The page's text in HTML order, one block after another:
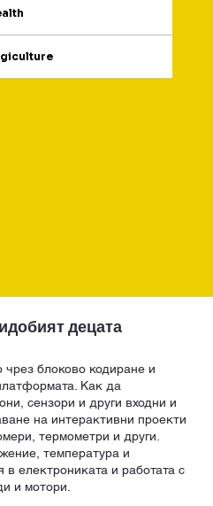
децата
блоково кодиране и
Как да
сензори и други входни и
на интерактивни проекти
термометри и други.
температура и
електрониката и работата с
и мотори.